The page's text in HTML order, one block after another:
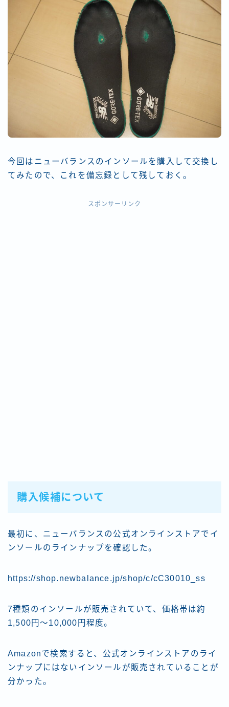
今回はニューバランスのインソールを購入して交換し
てみたので、これを備忘録として残しておく。
スポンサーリンク
購入候補について
最初に、ニューバランスの公式オンラインストアでイ
ンソールのラインナップを確認した。
https://shop.newbalance.jp/shop/c/cC30010_ss
7種類のインソールが販売されていて、価格帯は約
1,500円～10,000円程度。
Amazonで検索すると、公式オンラインストアのライ
ンナップにはないインソールが販売されていることが
分かった。